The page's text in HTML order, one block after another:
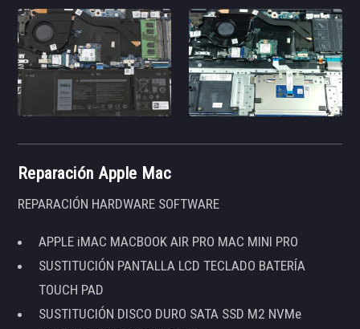
Reparación Apple Mac
REPARACIÓN HARDWARE SOFTWARE
APPLE iMAC MACBOOK AIR PRO MAC MINI PRO
SUSTITUCIÓN PANTALLA LCD TECLADO BATERÍA
TOUCH PAD
SUSTITUCIÓN DISCO DURO SATA SSD M2 NVMe